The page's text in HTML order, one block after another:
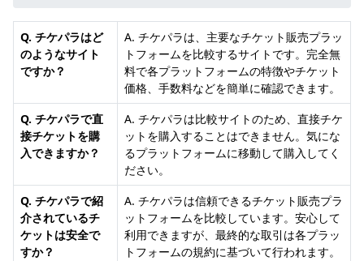
Q. チケパラはど
のようなサイト
ですか？
A. チケパラは、主要なチケット販売プラッ
トフォームを比較するサイトです。完全無
料で各プラットフォームの特徴やチケット
価格、手数料などを簡単に確認できます。
Q. チケパラで直
接チケットを購
入できますか？
A. チケパラは比較サイトのため、直接チケ
ットを購入することはできません。気にな
るプラットフォームに移動して購入してく
ださい。
Q. チケパラで紹
介されているチ
ケットは安全で
すか？
A. チケパラは信頼できるチケット販売プラ
ットフォームを比較しています。安心して
利用できますが、最終的な取引は各プラッ
トフォームの規約に基づいて行われます。